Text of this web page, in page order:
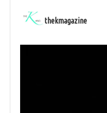
thekmagazine